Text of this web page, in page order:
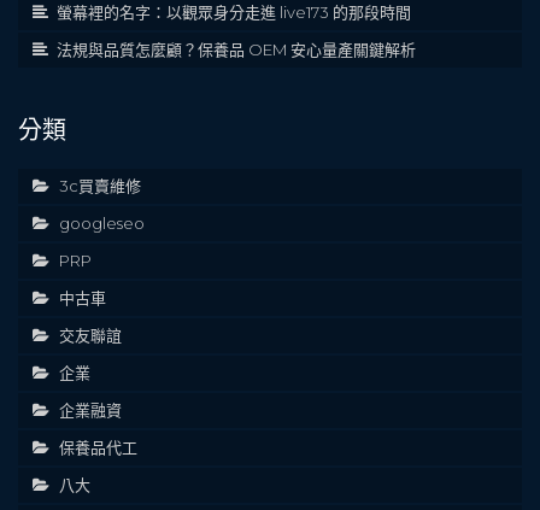
螢幕裡的名字：以觀眾身分走進 live173 的那段時間
法規與品質怎麼顧？保養品 OEM 安心量產關鍵解析
分類
3c買賣維修
googleseo
PRP
中古車
交友聯誼
企業
企業融資
保養品代工
八大